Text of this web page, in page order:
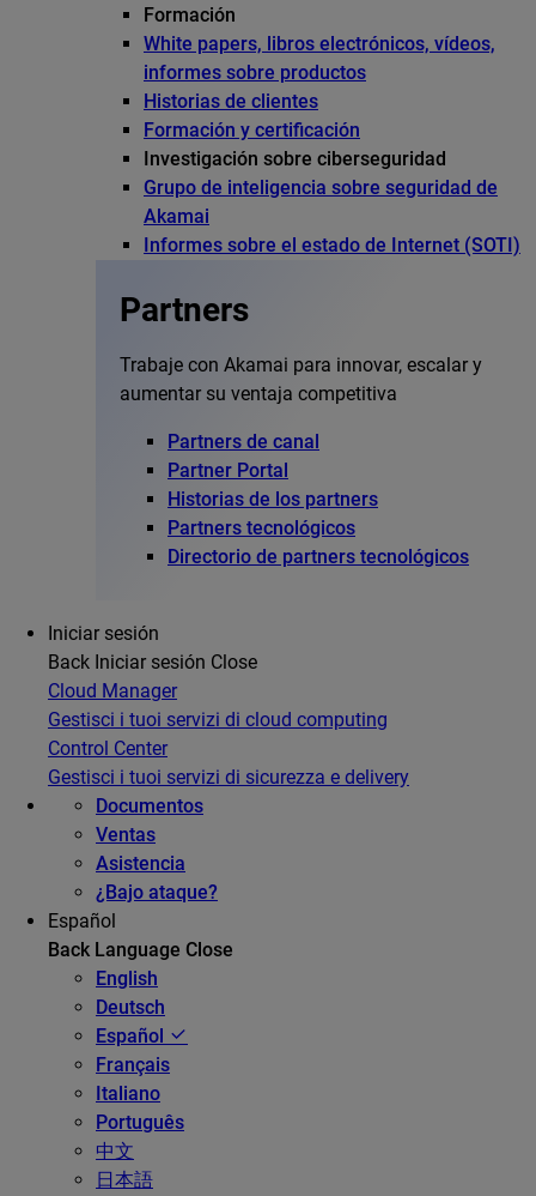
Formación
White papers, libros electrónicos, vídeos,
informes sobre productos
Historias de clientes
Formación y certificación
Investigación sobre ciberseguridad
Grupo de inteligencia sobre seguridad de
Akamai
Informes sobre el estado de Internet (SOTI)
Partners
Trabaje con Akamai para innovar, escalar y
aumentar su ventaja competitiva
Partners de canal
Partner Portal
Historias de los partners
Partners tecnológicos
Directorio de partners tecnológicos
Iniciar sesión
Back Iniciar sesión Close
Cloud Manager
Gestisci i tuoi servizi di cloud computing
Control Center
Gestisci i tuoi servizi di sicurezza e delivery
Documentos
Ventas
Asistencia
¿Bajo ataque?
Español
Back Language Close
English
Deutsch
Español
Français
Italiano
Português
中文
日本語